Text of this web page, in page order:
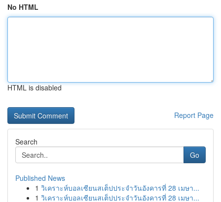
No HTML
HTML is disabled
Report Page
Search
Go
Published News
1 วิเคราะห์บอลเซียนสเต็ปประจำวันอังคารที่ 28 เมษา...
1 วิเคราะห์บอลเซียนสเต็ปประจำวันอังคารที่ 28 เมษา...